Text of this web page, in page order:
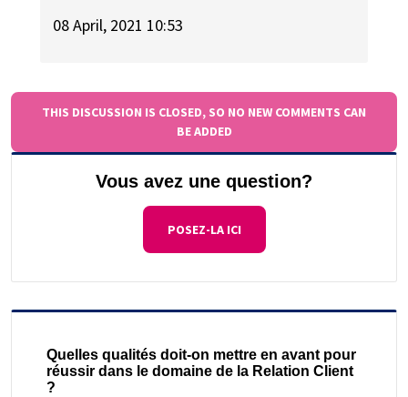
08 April, 2021 10:53
THIS DISCUSSION IS CLOSED, SO NO NEW COMMENTS CAN
BE ADDED
Vous avez une question?
POSEZ-LA ICI
Quelles qualités doit-on mettre en avant pour
réussir dans le domaine de la Relation Client
?